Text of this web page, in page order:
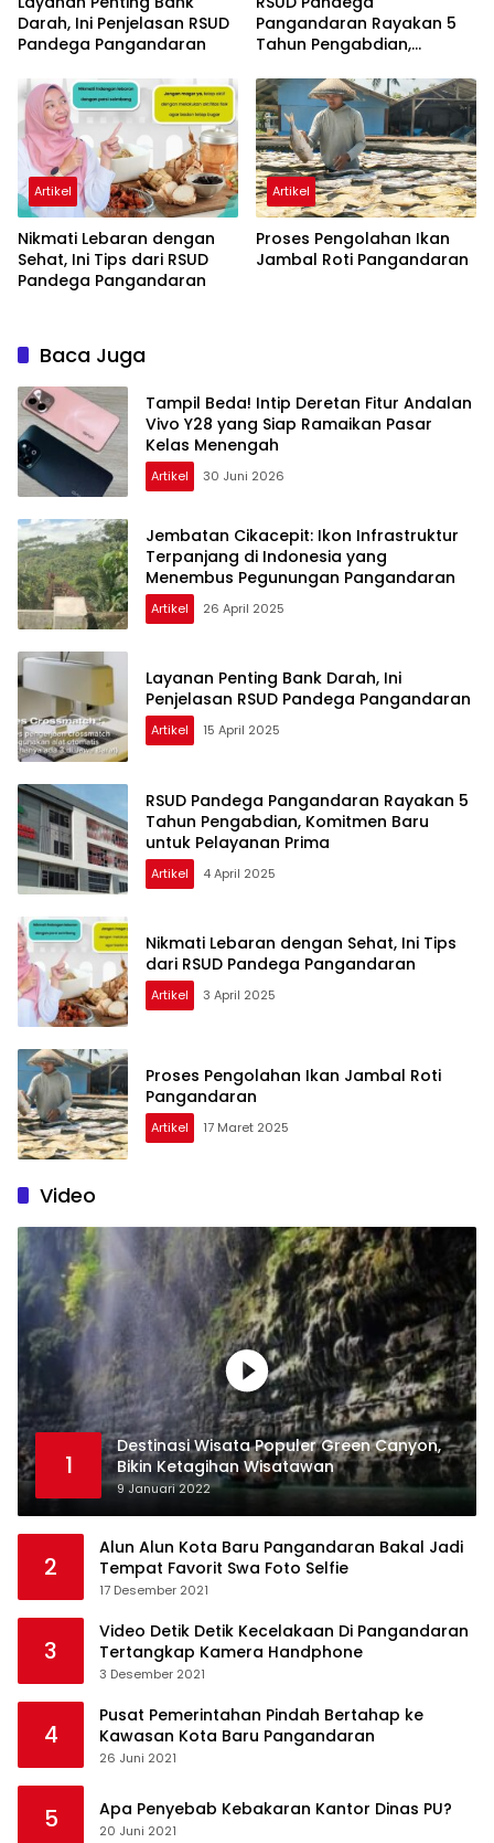
Darah, Ini Penjelasan RSUD
Pandega Pangandaran
Pangandaran Rayakan 5
Tahun Pengabdian,
Pelayanan Prima
Artikel
Nikmati Lebaran dengan
Sehat, Ini Tips dari RSUD
Pandega Pangandaran
Artikel
Proses Pengolahan Ikan
Jambal Roti Pangandaran
Baca Juga
Tampil Beda! Intip Deretan Fitur Andalan
Vivo Y28 yang Siap Ramaikan Pasar
Kelas Menengah
Artikel 30 Juni 2026
Jembatan Cikacepit: Ikon Infrastruktur
Terpanjang di Indonesia yang
Menembus Pegunungan Pangandaran
Artikel 26 April 2025
Layanan Penting Bank Darah, Ini
Penjelasan RSUD Pandega Pangandaran
Artikel 15 April 2025
RSUD Pandega Pangandaran Rayakan 5
Tahun Pengabdian, Komitmen Baru
untuk Pelayanan Prima
Artikel 4 April 2025
Nikmati Lebaran dengan Sehat, Ini Tips
dari RSUD Pandega Pangandaran
Artikel 3 April 2025
Proses Pengolahan Ikan Jambal Roti
Pangandaran
Artikel 17 Maret 2025
Video
1
Destinasi Wisata Populer Green Canyon,
Bikin Ketagihan Wisatawan
9 Januari 2022
2
Alun Alun Kota Baru Pangandaran Bakal Jadi
Tempat Favorit Swa Foto Selfie
17 Desember 2021
3
Video Detik Detik Kecelakaan Di Pangandaran
Tertangkap Kamera Handphone
3 Desember 2021
4
Pusat Pemerintahan Pindah Bertahap ke
Kawasan Kota Baru Pangandaran
26 Juni 2021
5 Apa Penyebab Kebakaran Kantor Dinas PU?
20 Juni 2021